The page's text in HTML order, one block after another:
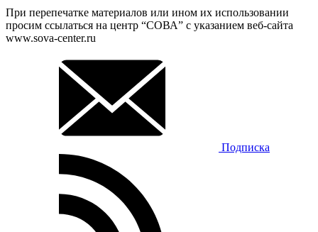
При перепечатке материалов или ином их использовании
просим ссылаться на центр “СОВА” с указанием веб-сайта
www.sova-center.ru
Подписка